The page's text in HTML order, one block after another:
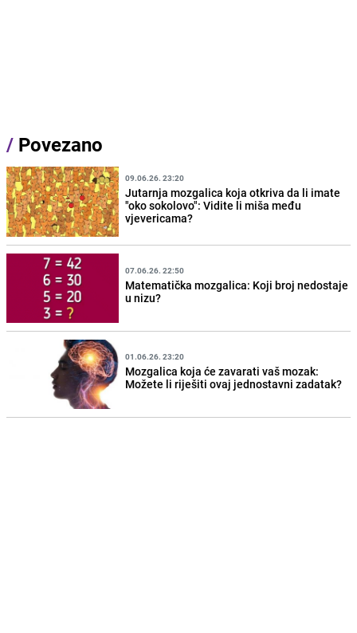
/ Povezano
09.06.26. 23:20
Jutarnja mozgalica koja otkriva da li imate
"oko sokolovo": Vidite li miša među
vjevericama?
07.06.26. 22:50
Matematička mozgalica: Koji broj nedostaje
u nizu?
01.06.26. 23:20
Mozgalica koja će zavarati vaš mozak:
Možete li riješiti ovaj jednostavni zadatak?